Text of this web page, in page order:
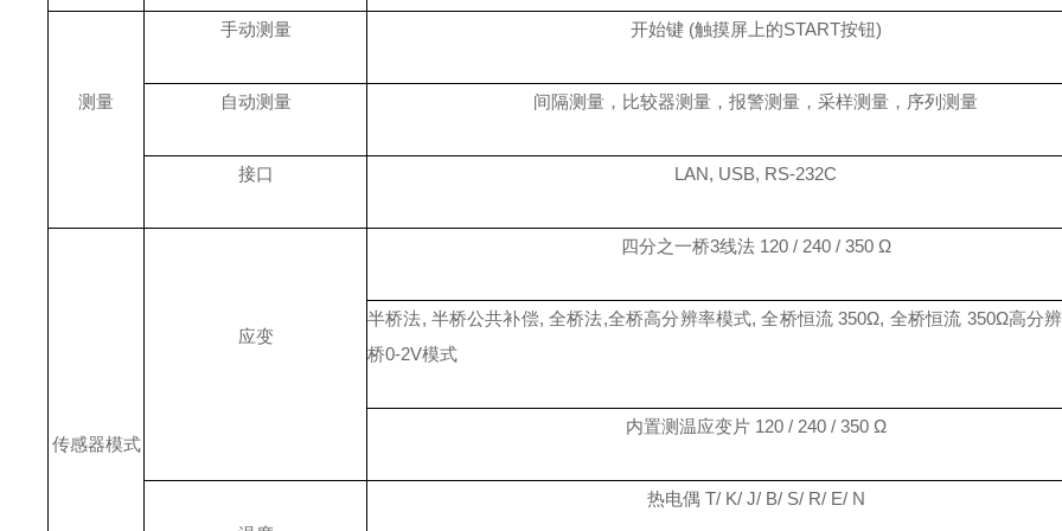
测量
手动测量 开始键(触摸屏上的START按钮)
自动测量 间隔测量，比较器测量，报警测量，采样测量，序列测量
接口 LAN, USB, RS-232C
传感器模式
应变
四分之一桥3线法 120 / 240 / 350 Ω
半桥法, 半桥公共补偿, 全桥法,全桥高分辨率模式, 全桥恒流 350Ω, 全桥恒流 350Ω高分
桥0-2V模式
内置测温应变片120 / 240 / 350 Ω
热电偶 T/ K/ J/ B/ S/ R/ E/ N